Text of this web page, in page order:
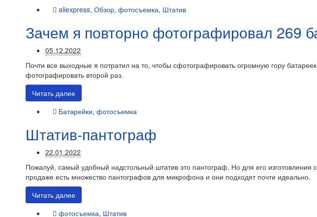
aliexpress, Обзор, фотосъемка, Штатив
Зачем я повторно фотографировал 269
05.12.2022
Почти все выходные я потратил на то, чтобы сфотографировать огромную гору
фотографировать второй раз.
Читать далее
Батарейки, фотосъемка
Штатив-пантограф
22.01.2022
Пожалуй, самый удобный надстольный штатив это пантограф. Но для его
продаже есть множество пантографов для микрофона и они подходят почти идеально.
Читать далее
фотосъемка, Штатив